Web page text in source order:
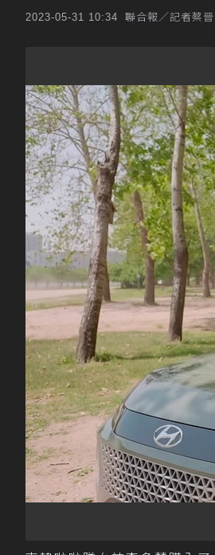
2023-05-31 10:34 聯合報／記者蔡